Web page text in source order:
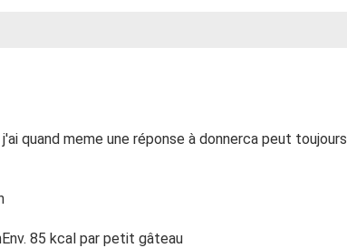
quand meme une réponse à donnerca peut toujours
85 kcal par petit gâteau